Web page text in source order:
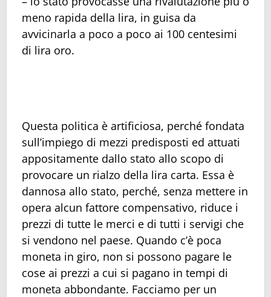
meno rapida della lira, in guisa da
avvicinarla a poco a poco ai 100 centesimi
di lira oro.
Questa politica è artificiosa, perché fondata
sull’impiego di mezzi predisposti ed attuati
appositamente dallo stato allo scopo di
provocare un rialzo della lira carta. Essa è
dannosa allo stato, perché, senza mettere in
opera alcun fattore compensativo, riduce i
prezzi di tutte le merci e di tutti i servigi che
si vendono nel paese. Quando c’è poca
moneta in giro, non si possono pagare le
cose ai prezzi a cui si pagano in tempi di
moneta abbondante. Facciamo per un